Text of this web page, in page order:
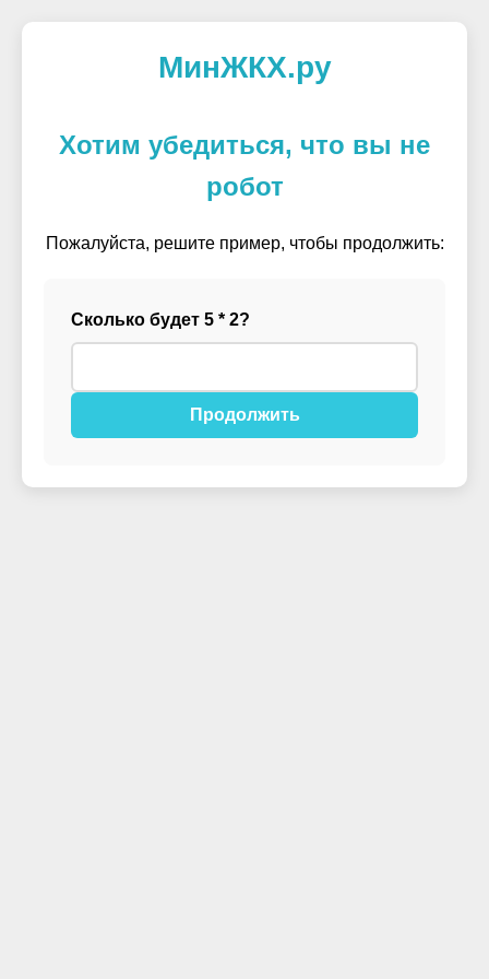
МинЖКХ.ру
Хотим убедиться, что вы не
робот
Пожалуйста, решите пример, чтобы продолжить:
Сколько будет 5 * 2?
Продолжить